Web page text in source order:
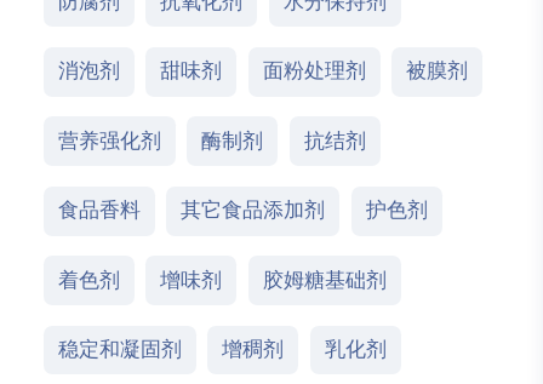
消泡剂 甜味剂 面粉处理剂 被膜剂
营养强化剂 酶制剂 抗结剂
食品香料 其它食品添加剂 护色剂
着色剂 增味剂 胶姆糖基础剂
稳定和凝固剂 增稠剂 乳化剂